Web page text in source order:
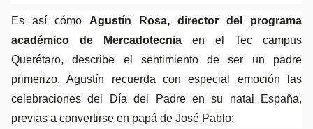
Es así cómo Agustín Rosa, director del programa
académico de Mercadotecnia en el Tec campus
Querétaro, describe el sentimiento de ser un padre
primerizo. Agustín recuerda con especial emoción las
celebraciones del Día del Padre en su natal España,
previas a convertirse en papá de José Pablo: